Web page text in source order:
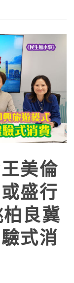
美倫
盛行
良冀
式消